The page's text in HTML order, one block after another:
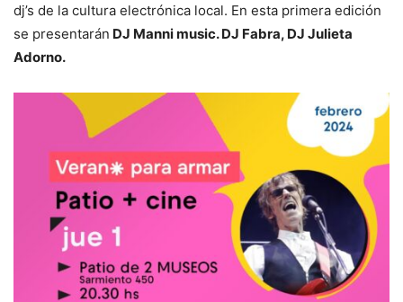
dj’s de la cultura electrónica local. En esta primera edición
se presentarán DJ Manni music. DJ Fabra, DJ Julieta
Adorno.